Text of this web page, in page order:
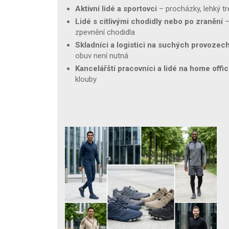
Aktivní lidé a sportovci – procházky, lehký
Lidé s citlivými chodidly nebo po zranění–
zpevnění chodidla
Skladníci a logistici na suchých
obuv není nutná
Kancelářští pracovníci a lidé na home
klouby